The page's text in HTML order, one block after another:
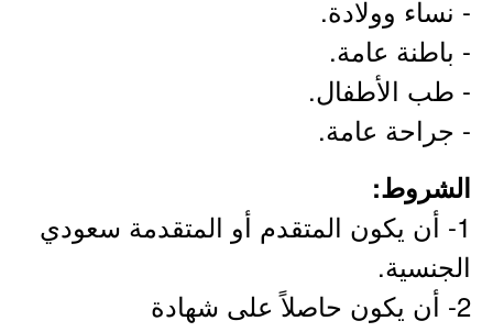
- نساء وولادة.
- باطنة عامة.
- طب الأطفال.
- جراحة عامة.
الشروط:
1- أن يكون المتقدم أو المتقدمة سعودي
الجنسية.
2- أن يكون حاصلاً على شهادة